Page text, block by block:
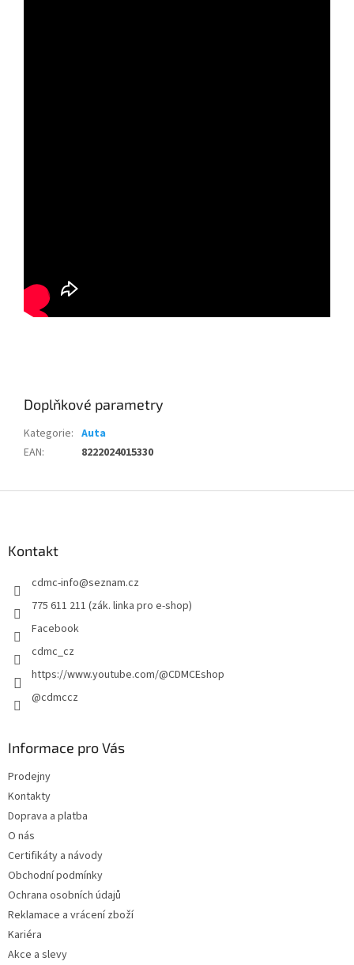
Doplňkové parametry
Kategorie: Auta
EAN: 8222024015330
Kontakt
cdmc-info@seznam.cz
775 611 211 (zák. linka pro e-shop)
Facebook
cdmc_cz
https://www.youtube.com/@CDMCEshop
@cdmccz
Informace pro Vás
Prodejny
Kontakty
Doprava a platba
O nás
Certifikáty a návody
Obchodní podmínky
Ochrana osobních údajů
Reklamace a vrácení zboží
Kariéra
Akce a slevy